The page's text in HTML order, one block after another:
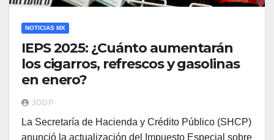
NOTICIAS MX
IEPS 2025: ¿Cuánto aumentarán
los cigarros, refrescos y gasolinas
en enero?
JODP
La Secretaría de Hacienda y Crédito Público (SHCP)
anunció la actualización del Impuesto Especial sobre